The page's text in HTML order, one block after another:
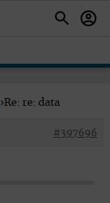
›Re: re: data
#397696